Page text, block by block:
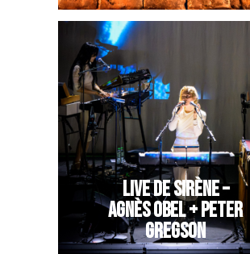
LIVE DE SIRÈNE –
AGNÈS OBEL + PETER
GREGSON